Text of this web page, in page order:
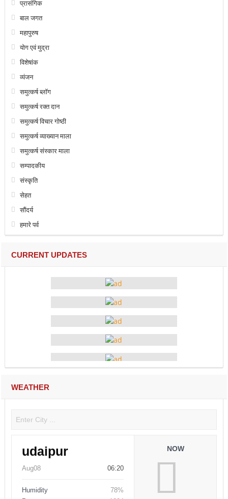
प्रासंगिक
बाल जगत
महापुरुष
योग एवं मुद्रा
विशेषांक
व्यंजन
समुत्कर्ष ब्लॉग
समुत्कर्ष रक्त दान
समुत्कर्ष विचार गोष्ठी
समुत्कर्ष व्याख्यान माला
समुत्कर्ष संस्कार माला
सम्पादकीय
संस्कृति
सेहत
सौंदर्य
हमारे पर्व
CURRENT UPDATES
WEATHER
udaipur
Aug08 06:20
Humidity
78%
NOW